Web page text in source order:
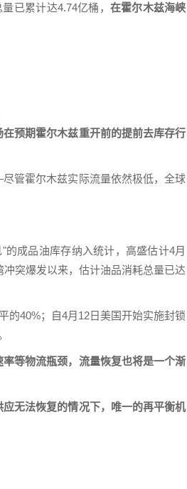
已累计达4.74亿桶， 在霍尔木兹海峡
预期霍尔木兹重开前的提前去库存行
管霍尔木兹实际流量依然极低，全球
成品油库存纳入统计，高盛估计4月
突爆发以来，估计油品消耗总量已达
的40%；自4月12日美国开始实施封锁
等物流瓶颈，流量恢复也将是一个渐
无法恢复的情况下，唯一的再平衡机